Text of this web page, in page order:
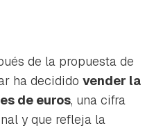
de la propuesta de
ha decidido vender la
de euros, una cifra
y que refleja la